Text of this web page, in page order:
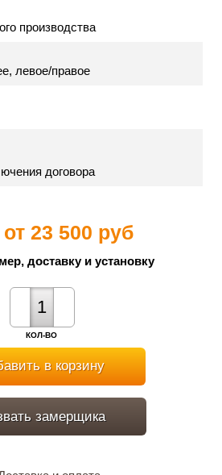
производства
левое/правое
договора
от23 500 руб
доставку и установку
КОЛ-ВО
в корзину
замерщика